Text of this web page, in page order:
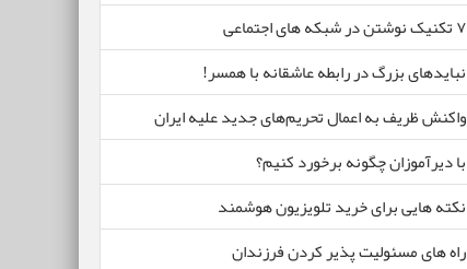
۷ تکنیک نوشتن در شبکه های اجتماعی
نبایدهای بزرگ در رابطه عاشقانه با همسر!
واکنش ظریف به اعمال تحریم‌های جدید علیه ایران
با دیرآموزان چگونه برخورد کنیم؟
نکته هایی برای خرید تلویزیون هوشمند
راه های مسئولیت پذیر کردن فرزندان